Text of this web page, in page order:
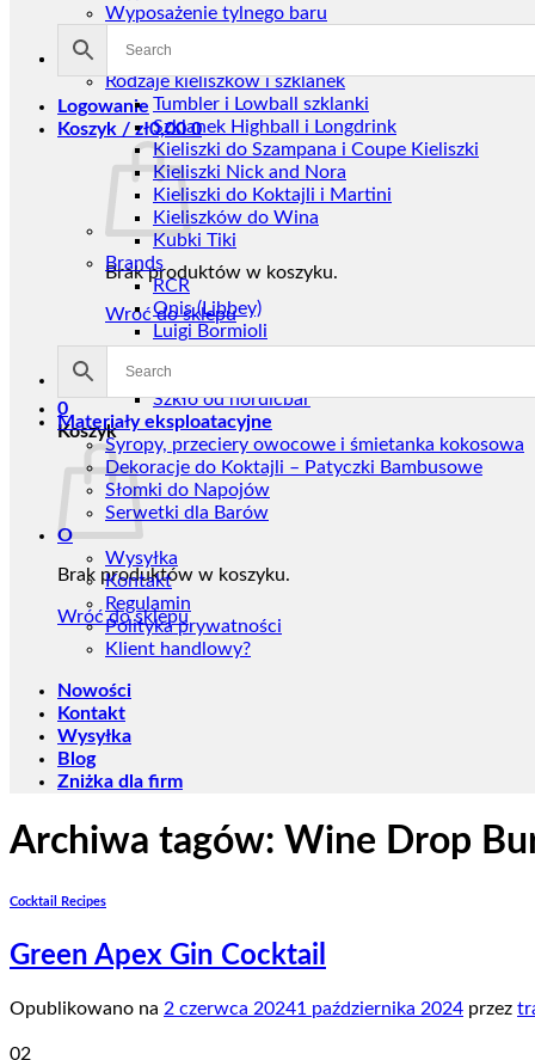
Logowanie
Koszyk / zł0,00 0
Brak produktów w koszyku.
Wróć do sklepu
0
Koszyk
Brak produktów w koszyku.
Wróć do sklepu
Wyposażenie tylnego baru
Szkło
Rodzaje kieliszków i szklanek
Tumbler i Lowball szklanki
Szklanek Highball i Longdrink
Kieliszki do Szampana i Coupe Kieliszki
Kieliszki Nick and Nora
Kieliszki do Koktajli i Martini
Kieliszków do Wina
Kubki Tiki
Brands
RCR
Onis (Libbey)
Luigi Bormioli
Royal Leerdam
Szkło od nordicbar
Materiały eksploatacyjne
Syropy, przeciery owocowe i śmietanka kokosowa
Dekoracje do Koktajli – Patyczki Bambusowe
Słomki do Napojów
Serwetki dla Barów
O
Wysyłka
Kontakt
Regulamin
Polityka prywatności
Klient handlowy?
Nowości
Kontakt
Wysyłka
Blog
Zniżka dla firm
Archiwa tagów: Wine Drop
Cocktail Recipes
Green Apex Gin Cocktail
Opublikowano na 2 czerwca 20241 października 2024 przez
02